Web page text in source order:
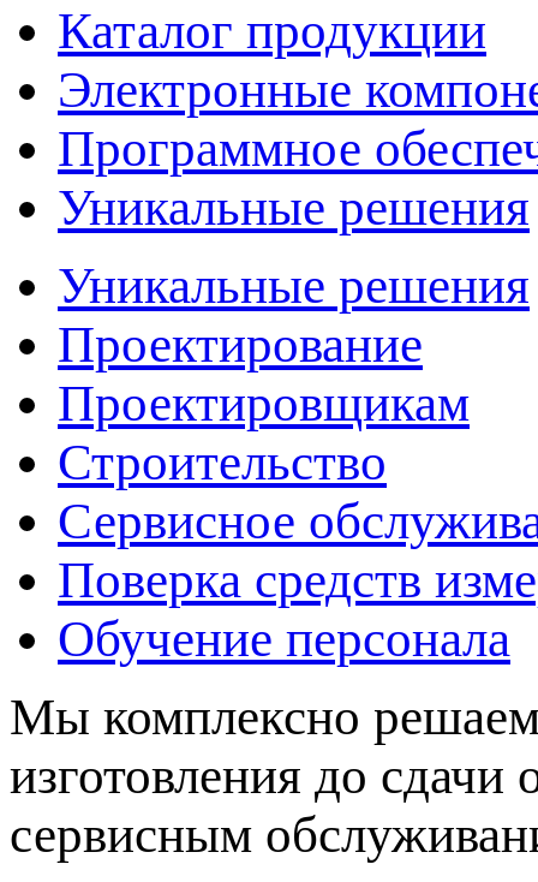
Каталог продукции
Электронные
Программное
Уникальные решения
Уникальные решения
Проектирование
Проектировщикам
Строительство
Сервисное
Поверка средств
Обучение персонала
Мы комплексно решаем
изготовления до
сервисным